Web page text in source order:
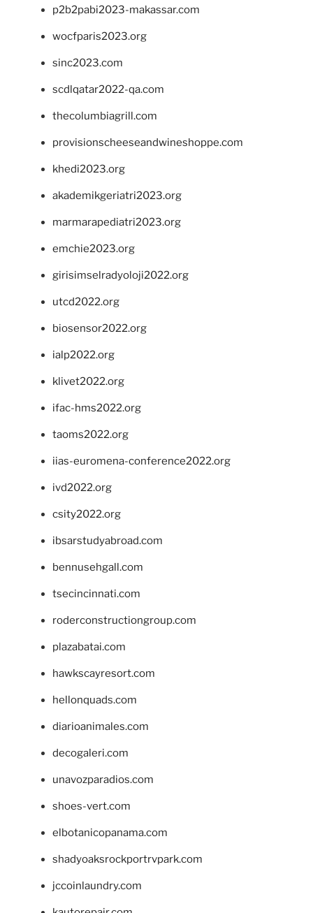
p2b2pabi2023-makassar.com
wocfparis2023.org
sinc2023.com
scdlqatar2022-qa.com
thecolumbiagrill.com
provisionscheeseandwineshoppe.com
khedi2023.org
akademikgeriatri2023.org
marmarapediatri2023.org
emchie2023.org
girisimselradyoloji2022.org
utcd2022.org
biosensor2022.org
ialp2022.org
klivet2022.org
ifac-hms2022.org
taoms2022.org
iias-euromena-conference2022.org
ivd2022.org
csity2022.org
ibsarstudyabroad.com
bennusehgall.com
tsecincinnati.com
roderconstructiongroup.com
plazabatai.com
hawkscayresort.com
hellonquads.com
diarioanimales.com
decogaleri.com
unavozparadios.com
shoes-vert.com
elbotanicopanama.com
shadyoaksrockportrvpark.com
jccoinlaundry.com